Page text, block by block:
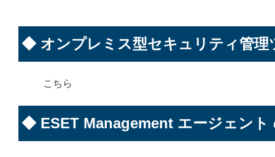
◆ オンプレミス型セキュリティ管理
こちら
◆ ESET Management エージェント